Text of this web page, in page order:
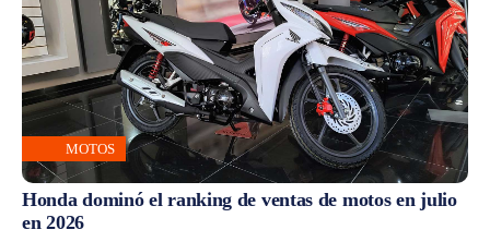
MOTOS
Honda dominó el ranking de ventas de motos en julio
en 2026